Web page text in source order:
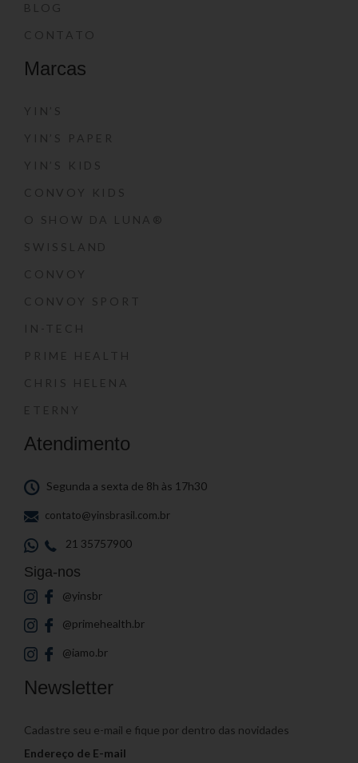
BLOG
CONTATO
Marcas
YIN’S
YIN’S PAPER
YIN’S KIDS
CONVOY KIDS
O SHOW DA LUNA®
SWISSLAND
CONVOY
CONVOY SPORT
IN-TECH
PRIME HEALTH
CHRIS HELENA
ETERNY
Atendimento
Segunda a sexta de 8h às 17h30
contato@yinsbrasil.com.br
21 35757900
Siga-nos
@yinsbr
@primehealth.br
@iamo.br
Newsletter
Cadastre seu e-mail e fique por dentro das novidades
Endereço de E-mail